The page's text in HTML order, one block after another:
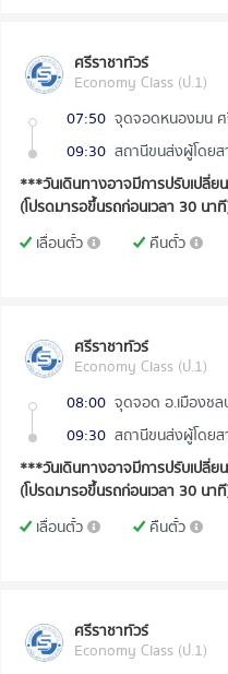
ศรีราชาทัวร์
Economy Class (ป.1)
07:50 จุดจอดหนองมน
09:30
***วันเดินทางอาจมีการปรับเปลี่ย
(โปรดมารอขึ้นรถก่อนเวลา 30 นา
เลื่อนตั๋ว
คืนตั๋ว
ศรีราชาทัวร์
Economy Class (ป.1)
08:00 จุดจอด อ.เมืองช
09:30
***วันเดินทางอาจมีการปรับเปลี่ย
(โปรดมารอขึ้นรถก่อนเวลา 30 นา
เลื่อนตั๋ว
คืนตั๋ว
ศรีราชาทัวร์
Economy Class (ป.1)